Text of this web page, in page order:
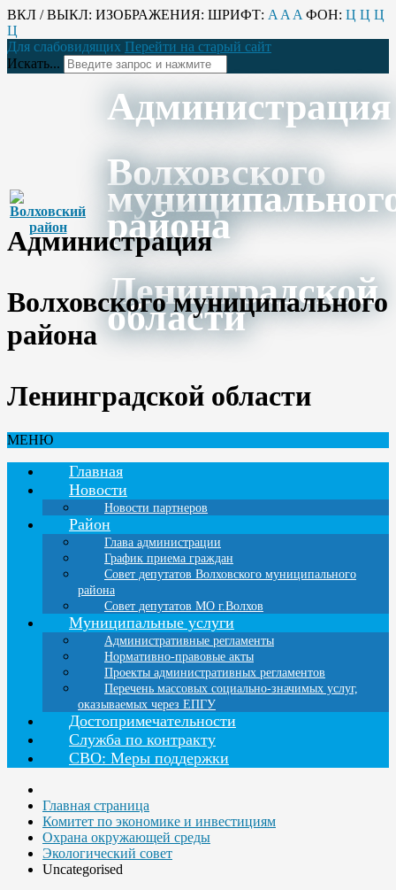
ВКЛ / ВЫКЛ: ИЗОБРАЖЕНИЯ: ШРИФТ: A A A ФОН: Ц Ц Ц
Ц
Для слабовидящих Перейти на старый сайт
Искать...
Администрация
Волховского
района
Ленинградской
области
Администрация
Волховского муниципального
района
Ленинградской области
МЕНЮ
Главная
Новости
Новости партнеров
Район
Глава администрации
График приема граждан
Совет депутатов Волховского муниципального
района
Совет депутатов МО г.Волхов
Муниципальные услуги
Административные регламенты
Нормативно-правовые акты
Проекты административных регламентов
Перечень массовых социально-значимых услуг,
оказываемых через ЕПГУ
Достопримечательности
Служба по контракту
СВО: Меры поддержки
Главная страница
Комитет по экономике и инвестициям
Охрана окружающей среды
Экологический совет
Uncategorised